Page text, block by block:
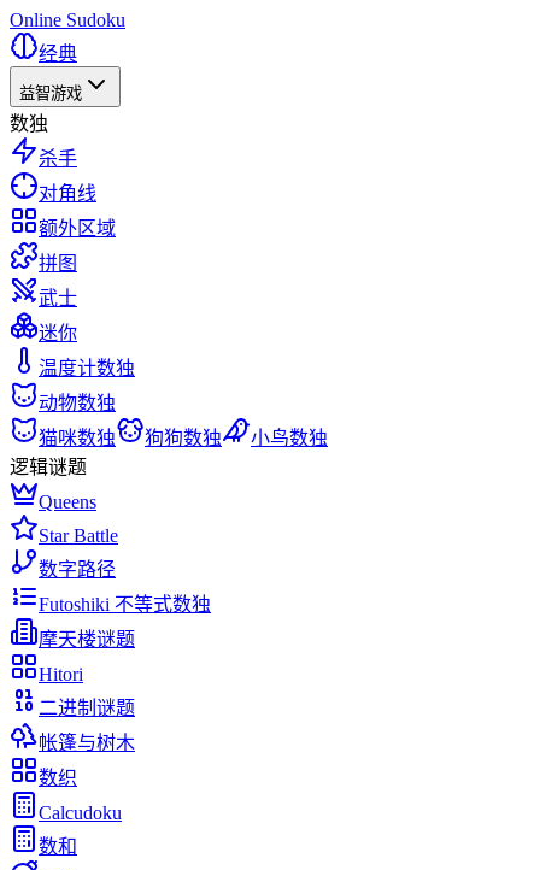
Online Sudoku
经典
益智游戏
数独
杀手
对角线
额外区域
拼图
武士
迷你
温度计数独
动物数独
猫咪数独
狗狗数独
小鸟数独
逻辑谜题
Queens
Star Battle
数字路径
Futoshiki 不等式数独
摩天楼谜题
Hitori
二进制谜题
帐篷与树木
数织
Calcudoku
数和